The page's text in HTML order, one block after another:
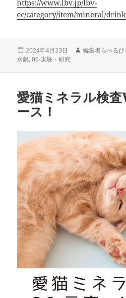
https://www.lbv.jp/lbv-
ec/category/item/mineral/
投
稿
2024年4月23日
作
編集者らべるび
水銀,06-実験・研究
愛猫ミネラル検査
ース！